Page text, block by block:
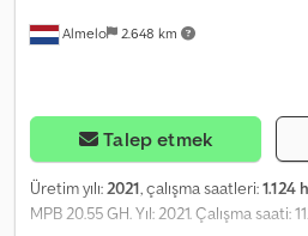
Almelo 2.648 km
Talep etmek
Üretim yılı:2021, çalışma saatleri:1.124 h
MPB 20.55 GH. Yıl: 2021. Çalışma saati: